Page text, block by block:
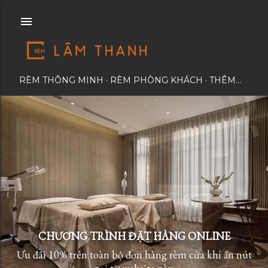
RÈM THÔNG MINH RÈM PHÒNG KHÁCH THÊM…
CHƯƠNG TRÌNH ĐẶT HÀNG ONLINE
Ưu đãi 10% trên toàn bộ đơn hàng rèm cửa khi ấn nút